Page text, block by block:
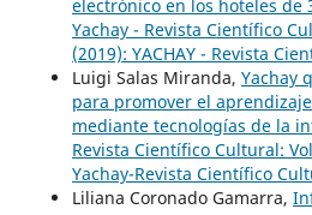
electrónico en los hoteles de
Yachay - Revista Científico
(2019): YACHAY - Revista
Luigi Salas Miranda, Yachay
para promover el
mediante tecnologías de la
Revista Científico Cultural:
Yachay-Revista Científico
Liliana Coronado Gamarra,